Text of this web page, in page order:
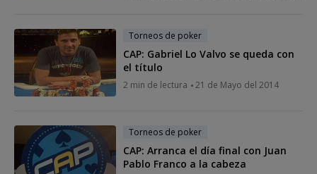
Torneos de poker
CAP: Gabriel Lo Valvo se queda con
el título
2 min de lectura 21 de Mayo del 2014
Torneos de poker
CAP: Arranca el día final con Juan
Pablo Franco a la cabeza